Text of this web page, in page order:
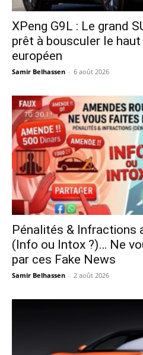
XPeng G9L : Le grand
prêt à bousculer le
européen
Samir Belhassen - 6 août 2026
Pénalités & Infractions
(Info ou Intox ?)… Ne
par ces Fake News
Samir Belhassen - 2 août 2026